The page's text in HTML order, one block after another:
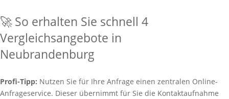
🚀 So erhalten Sie schnell 4
Vergleichsangebote in
Neubrandenburg
Profi-Tipp: Nutzen Sie für Ihre Anfrage einen zentralen Online-
Anfrageservice. Dieser übernimmt für Sie die Kontaktaufnahme